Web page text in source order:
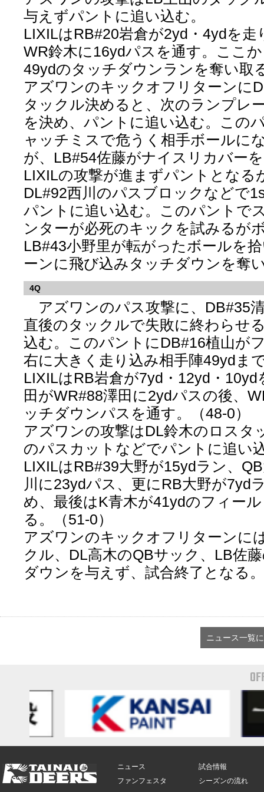
与えずパントに追い込む。
LIXILはRB#20岩倉が2yd・4ydを走
WR鈴木に16ydパスを通す。ここ
49ydのタッチダウンランを奪い取
アズワンのキックオフリターンに
タックル決めると、次のランプレ
を決め、パントに追い込む。この
ャッチミスで危うく相手ボールに
が、LB#54佐藤がナイスリカバー
LIXILの攻撃が進まずパントとなる
DL#92西川のパスブロックなどで
パントに追い込む。このパントで
ンターが必死のキックを試みるが
LB#43小野里が転がったボールを
ーンに飛び込みタッチダウンを奪
4Q
アズワンのパス攻撃に、DB#35
直後のタックルで失敗に終わらせ
込む。このパントにDB#16植山が
右に大きく走り込み相手陣49ydま
LIXILはRB岩倉が7yd・12yd・10yd
田がWR#88澤田に2ydパスの後、
ッチダウンパスを通す。（48-0）
アズワンの攻撃はDL鈴木のロスタ
のパスカットなどでパントに追い
LIXILはRB#39大野が15ydラン、
川に23ydパス、更にRB大野が7yd
め、最後はK青木が41ydのフィー
る。（51-0）
アズワンのキックオフリターンに
クル、DL高木のQBサック、LB佐
ダウンを与えず、試合終了となる。
ニュース一覧
ニュース
ファンフェスタ
試合情報
シーズンの流れ